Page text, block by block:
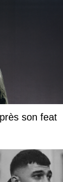
son feat